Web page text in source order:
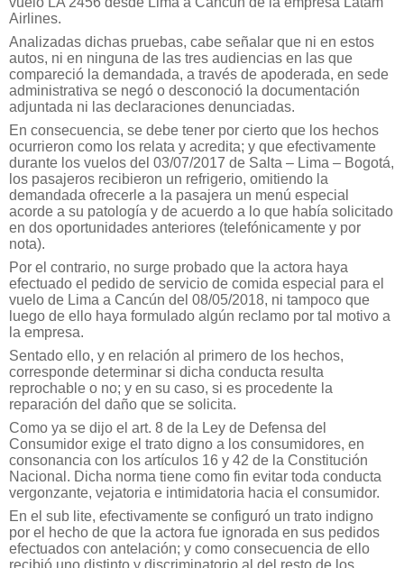
Airlines.
Analizadas dichas pruebas, cabe señalar que ni en estos
autos, ni en ninguna de las tres audiencias en las que
compareció la demandada, a través de apoderada, en sede
administrativa se negó o desconoció la documentación
adjuntada ni las declaraciones denunciadas.
En consecuencia, se debe tener por cierto que los hechos
ocurrieron como los relata y acredita; y que efectivamente
durante los vuelos del 03/07/2017 de Salta – Lima – Bogotá,
los pasajeros recibieron un refrigerio, omitiendo la
demandada ofrecerle a la pasajera un menú especial
acorde a su patología y de acuerdo a lo que había solicitado
en dos oportunidades anteriores (telefónicamente y por
nota).
Por el contrario, no surge probado que la actora haya
efectuado el pedido de servicio de comida especial para el
vuelo de Lima a Cancún del 08/05/2018, ni tampoco que
luego de ello haya formulado algún reclamo por tal motivo a
la empresa.
Sentado ello, y en relación al primero de los hechos,
corresponde determinar si dicha conducta resulta
reprochable o no; y en su caso, si es procedente la
reparación del daño que se solicita.
Como ya se dijo el art. 8 de la Ley de Defensa del
Consumidor exige el trato digno a los consumidores, en
consonancia con los artículos 16 y 42 de la Constitución
Nacional. Dicha norma tiene como fin evitar toda conducta
vergonzante, vejatoria e intimidatoria hacia el consumidor.
En el sub lite, efectivamente se configuró un trato indigno
por el hecho de que la actora fue ignorada en sus pedidos
efectuados con antelación; y como consecuencia de ello
recibió uno distinto y discriminatorio al del resto de los